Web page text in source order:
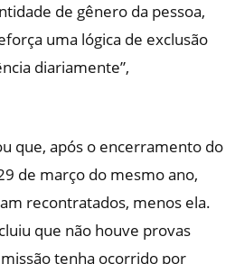
de gênero da pessoa,
uma lógica de exclusão
diariamente”,
que, após o encerramento do
de março do mesmo ano,
recontratados, menos ela.
que não houve provas
tenha ocorrido por